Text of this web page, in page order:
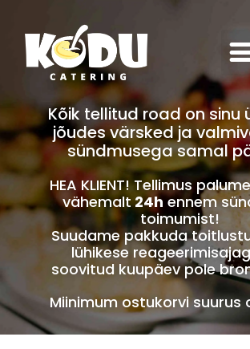
Kõik tellitud road on sinu
jõudes värsked ja
sündmusega samal
HEA KLIENT! Tellimus
vähemalt24hennem
toimumist!
Suudame pakkuda
lühikese
soovitud kuupäev pole
Miinimum ostukorvi suurus